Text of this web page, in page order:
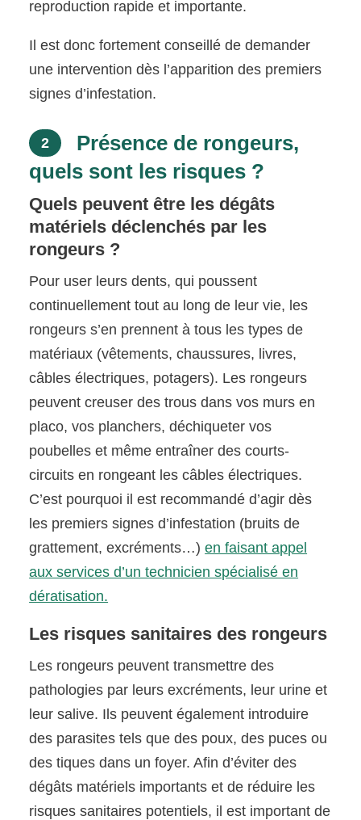
reproduction rapide et importante.
Il est donc fortement conseillé de demander
une intervention dès l’apparition des premiers
signes d’infestation.
2
Présence de rongeurs,
quels sont les risques ?
Quels peuvent être les dégâts
matériels déclenchés par les
rongeurs ?
Pour user leurs dents, qui poussent
continuellement tout au long de leur vie, les
rongeurs s’en prennent à tous les types de
matériaux (vêtements, chaussures, livres,
câbles électriques, potagers). Les rongeurs
peuvent creuser des trous dans vos murs en
placo, vos planchers, déchiqueter vos
poubelles et même entraîner des courts-
circuits en rongeant les câbles électriques.
C’est pourquoi il est recommandé d’agir dès
les premiers signes d’infestation (bruits de
grattement, excréments…)en faisant appel
aux services d’un technicien spécialisé en
dératisation.
Les risques sanitaires des rongeurs
Les rongeurs peuvent transmettre des
pathologies par leurs excréments, leur urine et
leur salive. Ils peuvent également introduire
des parasites tels que des poux, des puces ou
des tiques dans un foyer. Afin d’éviter des
dégâts matériels importants et de réduire les
risques sanitaires potentiels, il est important de